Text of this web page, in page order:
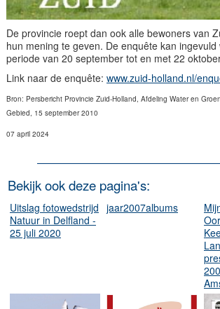
De provincie roept dan ook alle bewoners van
hun mening te geven. De enquête kan
periode van 20 september tot en met 22
Link naar de enquête: www.zuid-holland.nl/
Bron: Persbericht Provincie Zuid-Holland, Afdeling Water en
Gebied, 15 september 2010
07 april 2024
Bekijk ook deze pagina's:
Uitslag fotowedstrijd
Natuur in Delfland -
25 juli 2020
jaar2007albums